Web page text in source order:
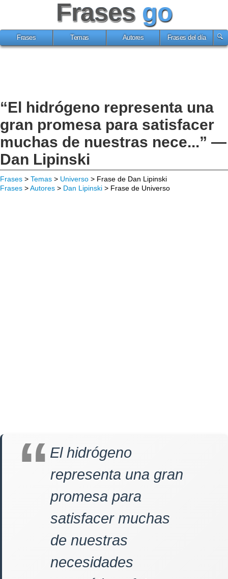
Frases go
Frases Temas Autores Frases del día
“El hidrógeno representa una
gran promesa para satisfacer
muchas de nuestras nece...” —
Dan Lipinski
Frases > Temas > Universo > Frase de Dan Lipinski
Frases >Autores > Dan Lipinski > Frase de Universo
El hidrógeno
representa una gran
promesa para
satisfacer muchas
de nuestras
necesidades